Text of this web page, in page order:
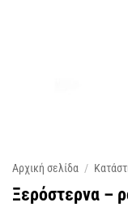
Αρχική σελίδα /
Ξερόστερνα –